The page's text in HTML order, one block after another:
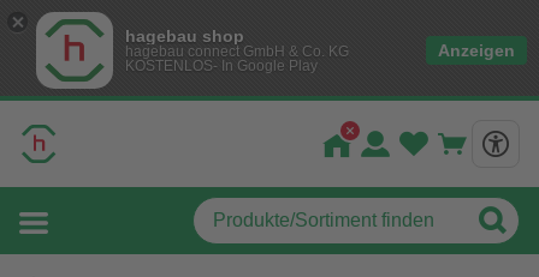
hagebau shop
hagebau connect GmbH & Co. KG
KOSTENLOS- In Google Play
Anzeigen